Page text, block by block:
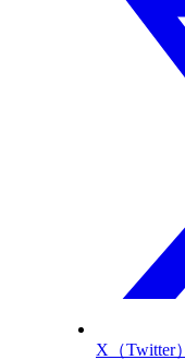
X（Twitter）